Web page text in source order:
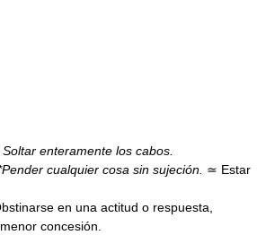
Soltar enteramente los cabos.
cualquier cosa sin sujeción. ≃ Estar
en una actitud o respuesta,
concesión.